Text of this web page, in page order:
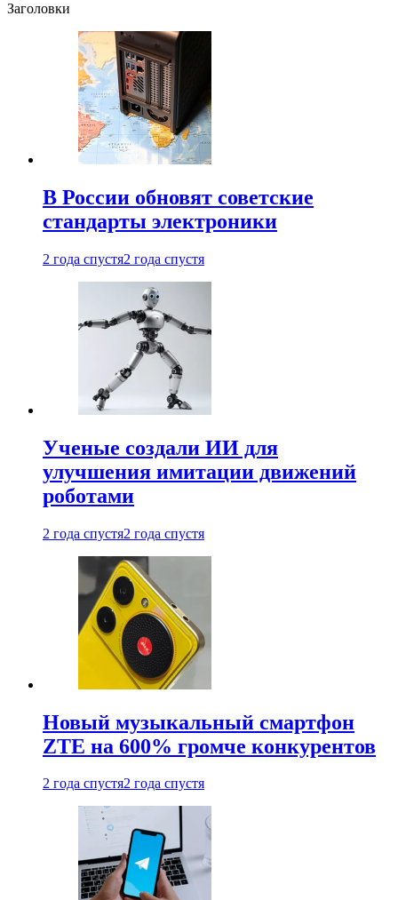
Заголовки
В России обновят советские
стандарты электроники
2 года спустя2 года спустя
Ученые создали ИИ для
улучшения имитации движений
роботами
2 года спустя2 года спустя
Новый музыкальный смартфон
ZTE на 600% громче конкурентов
2 года спустя2 года спустя